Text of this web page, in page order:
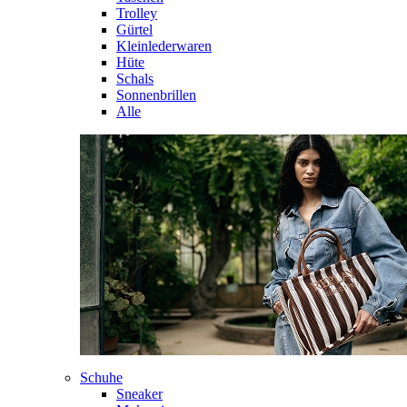
Trolley
Gürtel
Kleinlederwaren
Hüte
Schals
Sonnenbrillen
Alle
Schuhe
Sneaker